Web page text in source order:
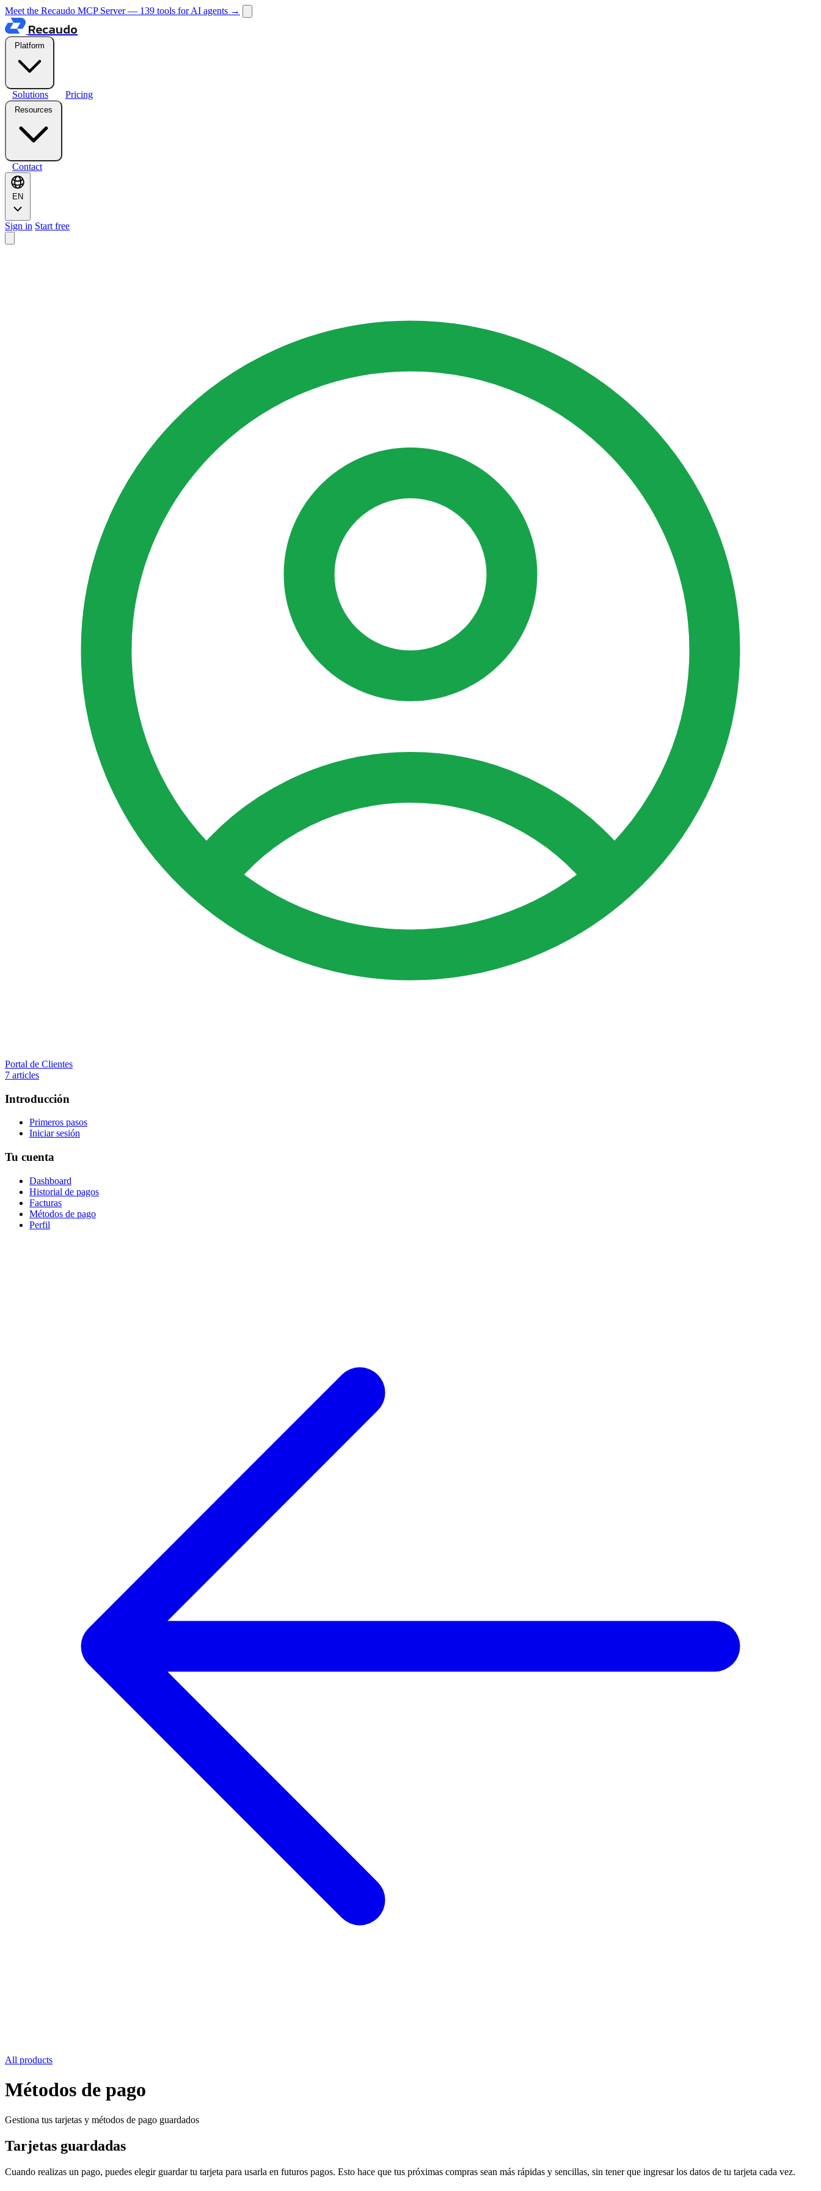
Meet the Recaudo MCP Server — 139 tools for AI agents →
Recaudo
Platform
Solutions Pricing
Resources
Contact
EN
Sign in Start free
Portal de Clientes
7 articles
Introducción
Primeros pasos
Iniciar sesión
Tu cuenta
Dashboard
Historial de pagos
Facturas
Métodos de pago
Perfil
All products
Métodos de pago
Gestiona tus tarjetas y métodos de pago guardados
Tarjetas guardadas
Cuando realizas un pago, puedes elegir guardar tu tarjeta para usarla en futuros pagos. Esto hace que tus próximas compras sean más rápidas y sencillas, sin tener que ingresar los datos de tu tarjeta cada vez.